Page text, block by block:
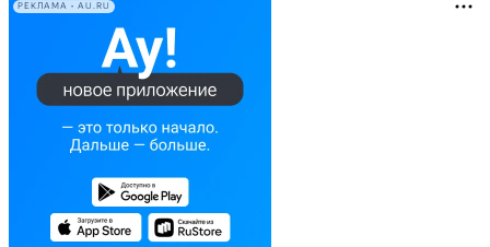
РЕКЛАМА • AU.RU